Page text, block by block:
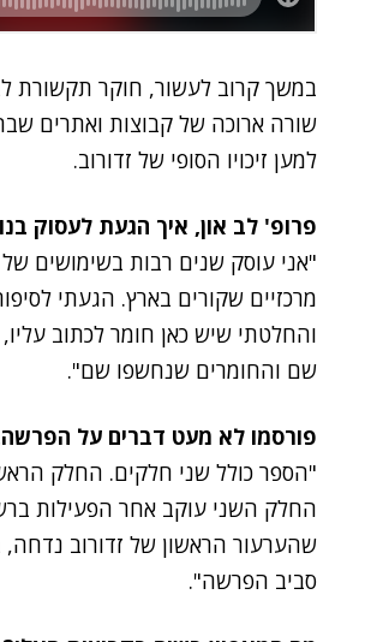
במשך קרוב לעשור, חוקר תקשורת
שורה ארוכה של קבוצות ואתרים
למען זיכויו הסופי של זדורוב.
פרופ' לב און, איך הגעת לעסוק
"אני עוסק שנים רבות בשימושים
מרכזיים שקורים בארץ. הגעתי
והחלטתי שיש כאן חומר לכתוב
שם והחומרים שנחשפו שם".
פורסמו לא מעט דברים על
"הספר כולל שני חלקים. החלק
החלק השני עוקב אחר הפעילות
סביב הפרשה".